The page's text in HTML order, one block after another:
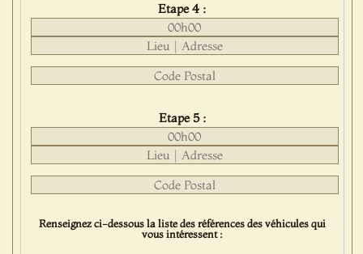
Etape 4 :
Etape 5 :
Renseignez ci-dessous la liste des références des véhicules qui
vous intéressent :